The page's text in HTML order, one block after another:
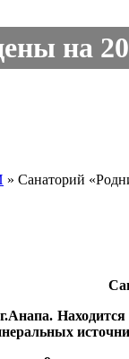
на
» Санаторий